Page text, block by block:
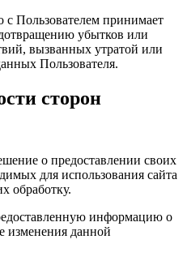
Пользователем принимает
убытков или
вызванных утратой или
Пользователя.
сторон
о предоставлении своих
для использования сайта
обработку.
информацию о
изменения данной